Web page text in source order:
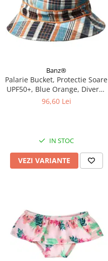
Banz®
Palarie Bucket, Protectie Soare
UPF50+, Blue Orange, Diverse
marimi
96,60 Lei
IN STOC
VEZI VARIANTE